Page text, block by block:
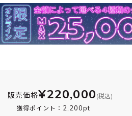
販売価格¥220,000 (税込)
獲得ポイント： 2,200pt